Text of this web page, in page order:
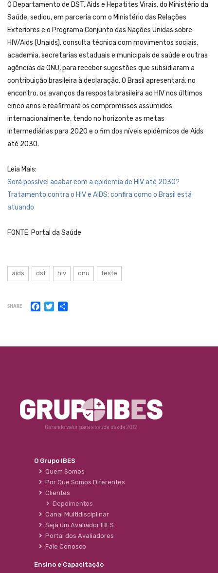
O Departamento de DST, Aids e Hepatites Virais, do Ministério da
Saúde, sediou, em parceria com o Ministério das Relações
Exteriores e o Programa Conjunto das Nações Unidas sobre
HIV/Aids (Unaids), consulta técnica com movimentos sociais,
academia, secretarias estaduais e municipais de saúde e outras
agências da ONU, para receber sugestões que subsidiaram a
contribuição brasileira à declaração. O Brasil apresentará, no
encontro, os avanços da resposta brasileira ao HIV nos últimos
cinco anos e reafirmará os compromissos assumidos
internacionalmente, tendo no horizonte as metas
intermediárias para 2020 e o fim dos níveis epidêmicos de Aids
até 2030.
Leia Mais:
Será possível acabar com a epidemia de HIV até 2030?
Tratamento contra o HIV e AIDS: confira como o Brasil está
atuando
FONTE: Portal da Saúde
aids dst hiv onu teste
SHARE Facebook
Twitter
O Grupo IBES
Quem Somos
Por Que Somos Diferentes
Clientes
Depoimentos
Canal Multidisciplinar
Seja um Avaliador IBES
Portal dos Avaliadores
Fale Conosco
Ensino e Capacitação